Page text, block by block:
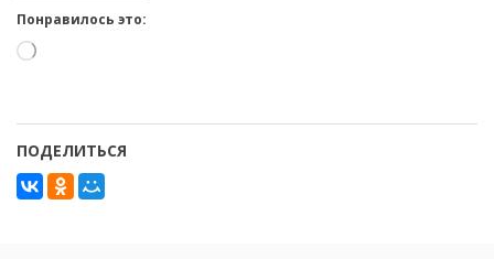
Понравилось это:
Загрузка…
ПОДЕЛИТЬСЯ